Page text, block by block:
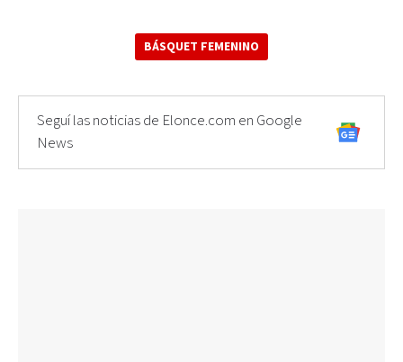
BÁSQUET FEMENINO
Seguí las noticias de Elonce.com en Google
News